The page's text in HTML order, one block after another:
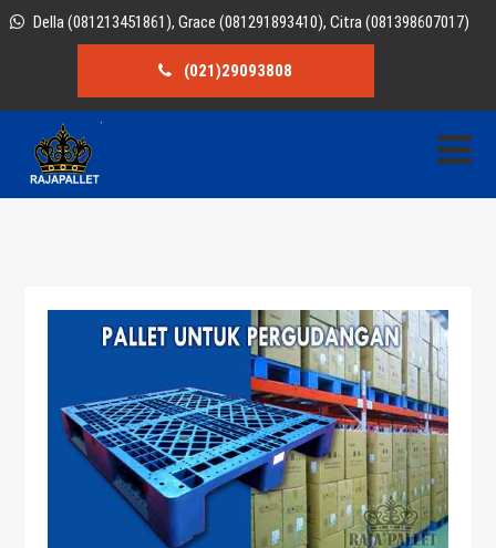
Della (081213451861), Grace (081291893410), Citra (081398607017)
(021)29093808